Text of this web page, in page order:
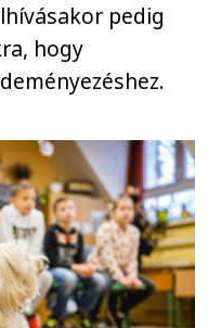
pedig
hogy